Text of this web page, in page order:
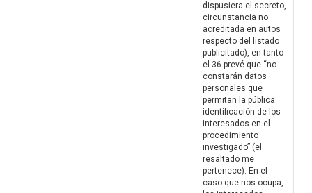
dispusiera el secreto,
circunstancia no
acreditada en autos
respecto del listado
publicitado), en tanto
el 36 prevé que “no
constarán datos
personales que
permitan la pública
identificación de los
interesados en el
procedimiento
investigado” (el
resaltado me
pertenece). En el
caso que nos ocupa,